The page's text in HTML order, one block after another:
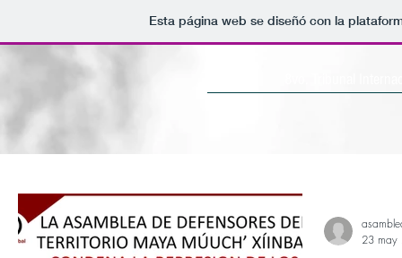
Esta página web se diseñó con la
23 may